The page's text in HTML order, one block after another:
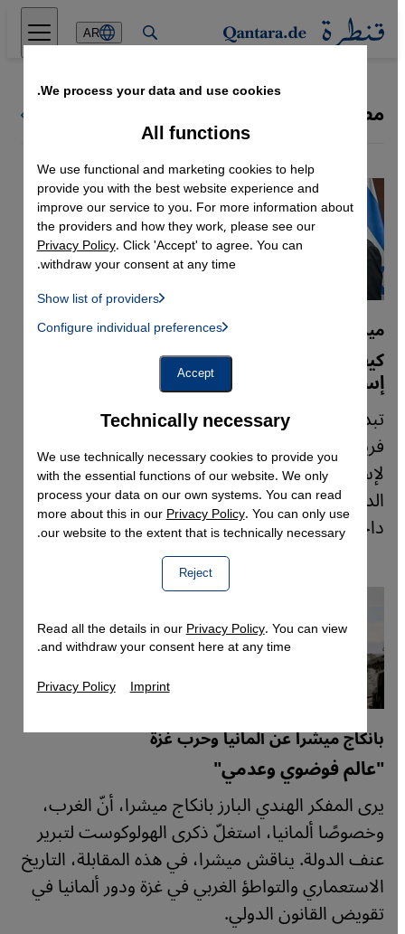
Direkt zum Inhalt springen
AR
مصلحة عليا للدولة
ميرتس ونتنياهو
كيف ستتعاطي الحكومة الألمانية الجديدة مع
إسرائيل وفلسطين؟
تبدو سياسة حكومة المستشار الألماني الجديد
فريدريش ميرتس ترتكز على تعزيز الدعم الألماني
لإسرائيل، حتى وإن كان ذلك على حساب القانون
الدولي. فيما قد تتصاعد وتيرة قمع منتقدي إسرائيل
داخل البلاد.
بانكاج ميشرا عن ألمانيا وحرب غزة
"عالم فوضوي وعدمي"
يرى المفكر الهندي البارز بانكاج ميشرا، أنّ الغرب،
وخصوصًا ألمانيا، استغلّ ذكرى الهولوكوست لتبرير
عنف الدولة. يناقش ميشرا، في هذه المقابلة، التاريخ
الاستعماري والتواطؤ الغربي في غزة ودور ألمانيا في
تقويض القانون الدولي.
We process your data and use cookies.
Technically necessary
We use technically necessary cookies to provide you
with the essential functions of our website. We only
process your data on our own systems. You can read
more about this in ourPrivacy Policy. You can only use
our website to the extent that is technically necessary.
Reject
All functions
We use functional and marketing cookies to help
provide you with the best website experience and
improve our service to you. For more information about
the providers and how they work, please see our
Privacy Policy. Click 'Accept' to agree. You can
withdraw your consent at any time.
Show list of providers
Instagram Embed, Twitter Embed, Youtube Embed
Facebook Embed / Facebook Connect
Google Maps Embed
Configure individual preferences
Accept
Read all the details in ourPrivacy Policy. You can view
and withdraw your consent here at any time.
Privacy Policy Imprint